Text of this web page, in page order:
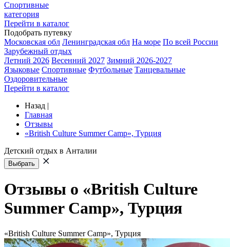
Спортивные
категория
Перейти в каталог
Подобрать путевку
Московская обл Ленинградская обл На море По всей России
Зарубежный отдых
Летний 2026 Весенний 2027 Зимний 2026-2027
Языковые Спортивные Футбольные Танцевальные
Оздоровительные
Перейти в каталог
Назад |
Главная
Отзывы
«British Culture Summer Camp», Турция
Детский отдых в Анталии
Выбрать
Отзывы о «British Culture
Summer Camp», Турция
«British Culture Summer Camp», Турция